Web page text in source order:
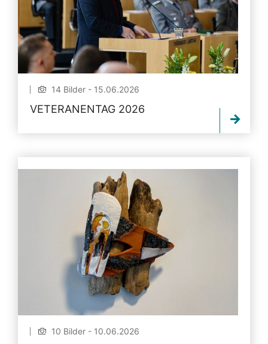
14 Bilder - 15.06.2026
VETERANENTAG 2026
10 Bilder - 10.06.2026